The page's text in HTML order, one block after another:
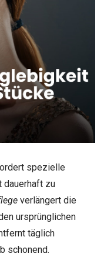
spezielle
dauerhaft zu
verlängert die
ursprünglichen
täglich
schonend.